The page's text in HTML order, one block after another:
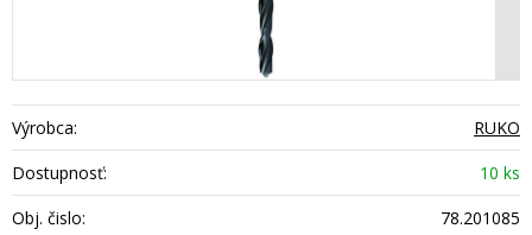
Výrobca:
RUKO
Dostupnosť:
10 ks
Obj. čislo:
78.201085